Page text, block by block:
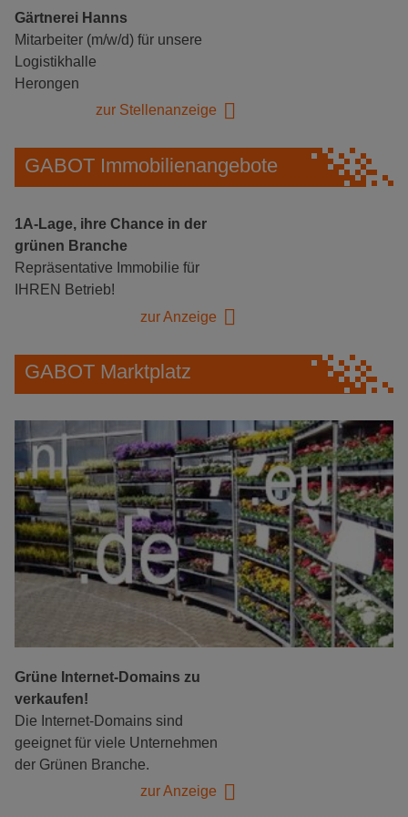
Gärtnerei Hanns
Mitarbeiter (m/w/d) für unsere
Logistikhalle
Herongen
zur Stellenanzeige
GABOT Immobilienangebote
1A-Lage, ihre Chance in der
grünen Branche
Repräsentative Immobilie für
IHREN Betrieb!
zur Anzeige
GABOT Marktplatz
Grüne Internet-Domains zu
verkaufen!
Die Internet-Domains sind
geeignet für viele Unternehmen
der Grünen Branche.
zur Anzeige